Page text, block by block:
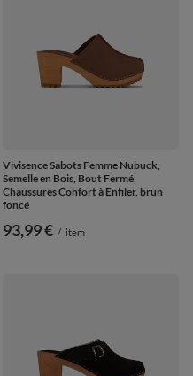
Vivisence Sabots Femme Nubuck,
Semelle en Bois, Bout Fermé,
Chaussures Confort à Enfiler, brun
foncé
93,99 € / item